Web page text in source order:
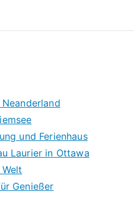
und Ferienhaus
Laurier in Ottawa
Genießer